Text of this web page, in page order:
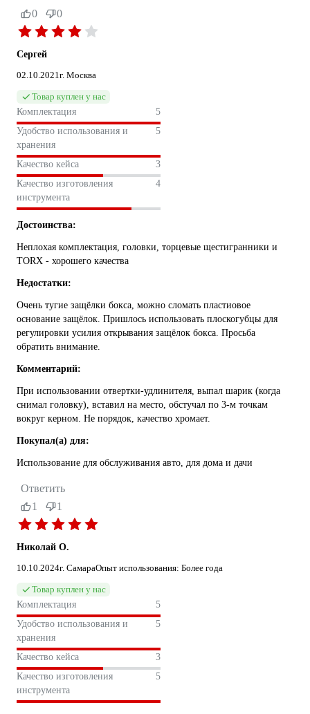
0
0
Сергей
02.10.2021г. Москва
Товар куплен у нас
Комплектация
5
Удобство использования и
хранения
5
Качество кейса
3
Качество изготовления
инструмента
4
Достоинства:
Неплохая комплектация, головки, торцевые щестигранники и
TORX - хорошего качества
Недостатки:
Очень тугие защёлки бокса, можно сломать пластиовое
основание защёлок. Пришлось использовать плоскогубцы для
регулировки усилия открывания защёлок бокса. Просьба
обратить внимание.
Комментарий:
При использовании отвертки-удлинителя, выпал шарик (когда
снимал головку), вставил на место, обстучал по 3-м точкам
вокруг керном. Не порядок, качество хромает.
Покупал(а) для:
Использование для обслуживания авто, для дома и дачи
Ответить
1
1
Николай О.
10.10.2024г. СамараОпыт использования: Более года
Товар куплен у нас
Комплектация
5
Удобство использования и
хранения
5
Качество кейса
3
Качество изготовления
инструмента
5